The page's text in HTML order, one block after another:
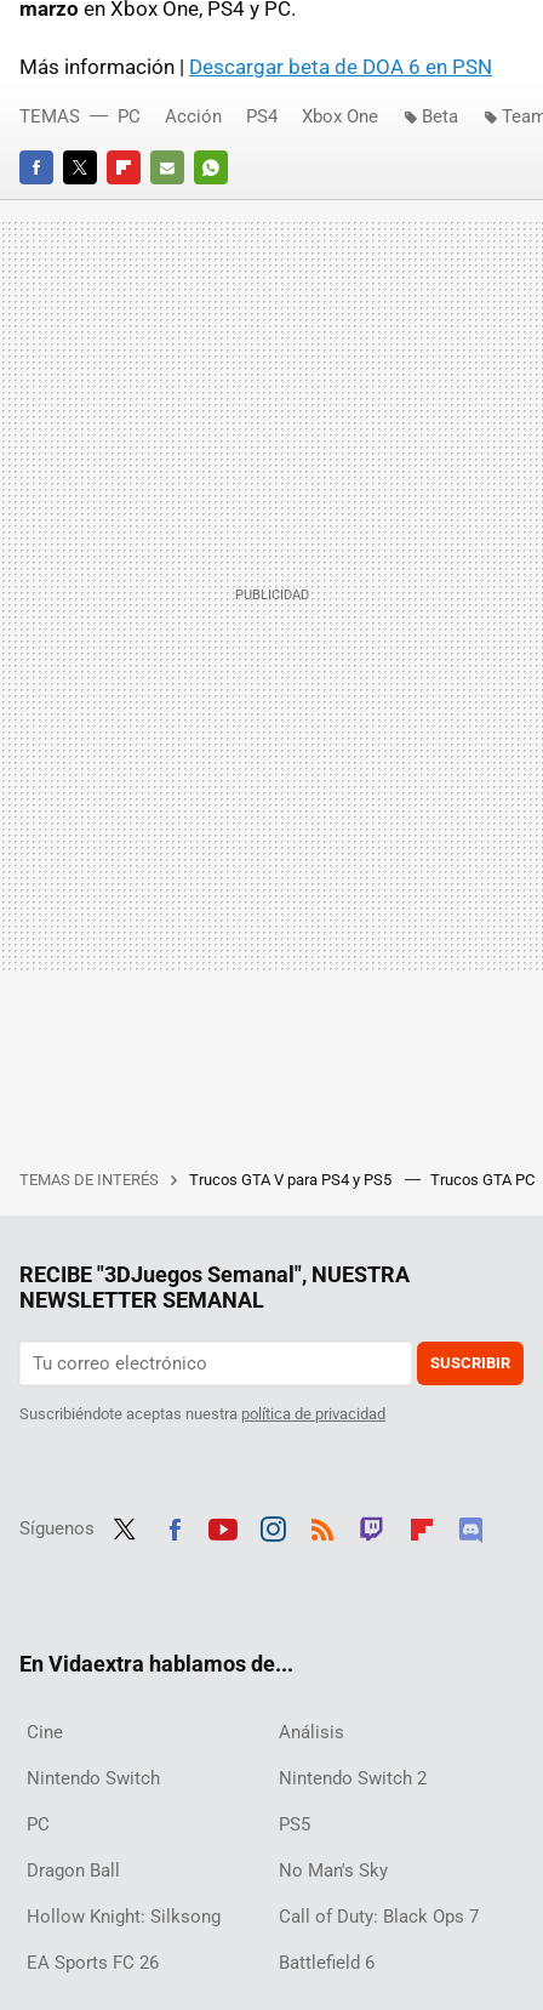
marzo en Xbox One, PS4 y PC.
Más información | Descargar beta de DOA 6 en PSN
FACEBOOKTWITTERFLIPBOARD
E-
MAIL
WHATSAPP
TEMAS PC Acción PS4 Xbox One Beta
TEMAS DE INTERÉS Trucos GTA V para PS4 y PS5 Trucos GTA PC
RECIBE "3DJuegos Semanal", NUESTRA
NEWSLETTER SEMANAL
SUSCRIBIR
Suscribiéndote aceptas nuestra política de privacidad
Síguenos
En Vidaextra hablamos de...
Cine Análisis
Nintendo Switch Nintendo Switch 2
PC PS5
Dragon Ball No Man's Sky
Hollow Knight: Silksong Call of Duty: Black Ops 7
EA Sports FC 26 Battlefield 6